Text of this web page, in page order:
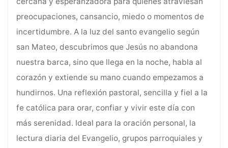
preocupaciones, cansancio, miedo o momentos de
incertidumbre. A la luz del santo evangelio según
san Mateo, descubrimos que Jesús no abandona
nuestra barca, sino que llega en la noche, habla al
corazón y extiende su mano cuando empezamos a
hundirnos. Una reflexión pastoral, sencilla y fiel a la
fe católica para orar, confiar y vivir este día con
más serenidad. Ideal para la oración personal, la
lectura diaria del Evangelio, grupos parroquiales y